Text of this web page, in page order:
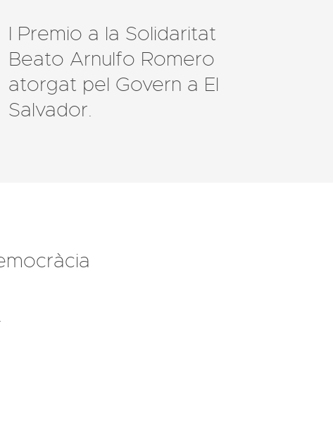
I Premio a la Solidaritat
Beato Arnulfo Romero
atorgat pel Govern a El
Salvador.